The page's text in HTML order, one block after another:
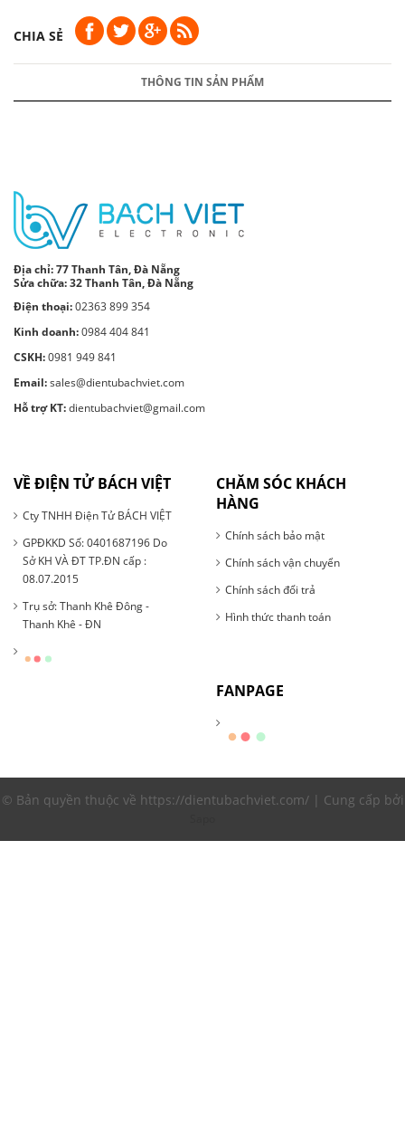
CHIA SẺ
THÔNG TIN SẢN PHẨM
Địa chỉ:77 Thanh Tân, Đà Nẵng
Sửa chữa: 32 Thanh Tân, Đà Nẵng
Điện thoại:02363 899 354
Kinh doanh:0984 404 841
CSKH:0981 949 841
Email:sales@dientubachviet.com
Hỗ trợ KT:dientubachviet@gmail.com
VỀ ĐIỆN TỬ BÁCH VIỆT
Cty TNHH Điện Tử BÁCH VIỆT
GPĐKKD Số: 0401687196 Do
Sở KH VÀ ĐT TP.ĐN cấp :
08.07.2015
Trụ sở: Thanh Khê Đông -
Thanh Khê - ĐN
CHĂM SÓC KHÁCH
HÀNG
Chính sách bảo mật
Chính sách vận chuyển
Chính sách đổi trả
Hình thức thanh toán
FANPAGE
© Bản quyền thuộc về https://dientubachviet.com/ | Cung cấp bởi